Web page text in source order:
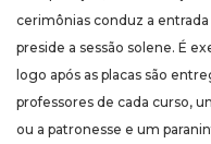
cerimônias conduz a
preside a sessão solene. É
logo após as placas são
professores de cada curso,
ou a patronesse e um